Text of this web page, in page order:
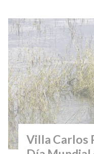
Villa Carlos